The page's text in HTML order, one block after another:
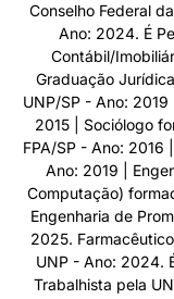
Conselho Federal
Ano: 2024. É
Contábil/
Graduação
UNP/SP - Ano:
2015 | Sociólogo
FPA/SP - Ano: 2016
Ano: 2019 |
Computação)
Engenharia de
2025.
UNP - Ano: 2024.
Trabalhista pela